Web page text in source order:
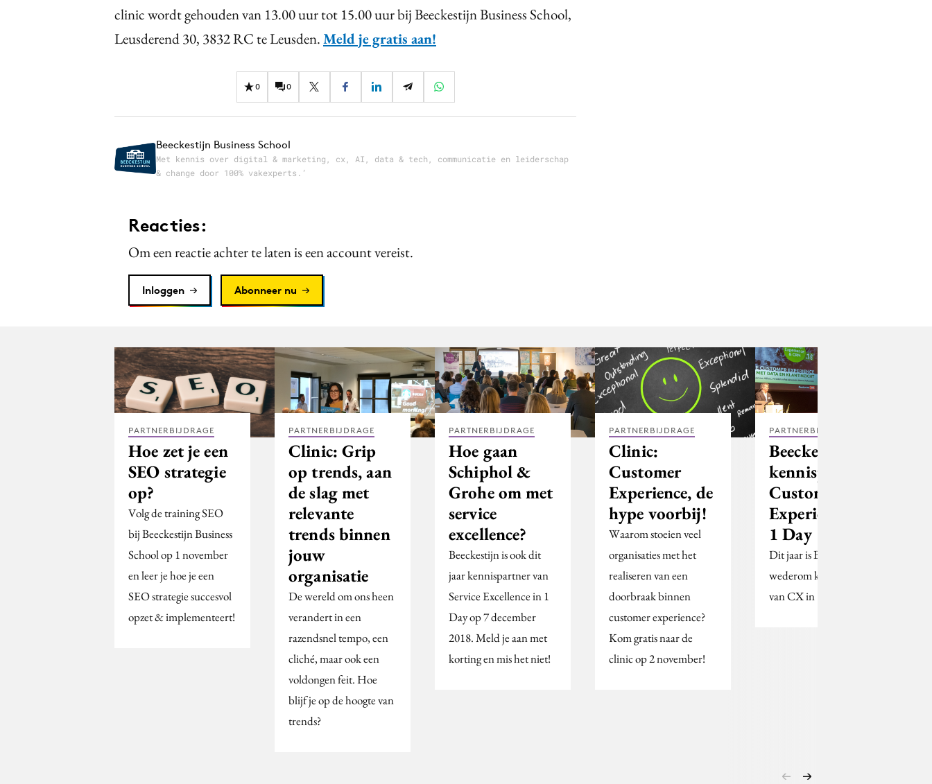
clinic wordt gehouden van 13.00 uur tot 15.00 uur bij Beeckestijn Business School,
Leusderend 30, 3832 RC te Leusden.Meld je gratis aan!
0 0
Beeckestijn Business School
Met kennis over digital & marketing, cx, AI, data & tech, communicatie en leiderschap
& change door 100% vakexperts.’
Reacties:
Om een reactie achter te laten is een account vereist.
Inloggen Abonneer nu
PARTNERBIJDRAGE
Hoe zet je een
SEO strategie
op?
Volg de training SEO
bij Beeckestijn Business
School op 1 november
en leer je hoe je een
SEO strategie succesvol
opzet & implementeert!
PARTNERBIJDRAGE
Clinic: Grip
op trends, aan
de slag met
relevante
trends binnen
jouw
organisatie
De wereld om ons heen
verandert in een
razendsnel tempo, een
cliché, maar ook een
voldongen feit. Hoe
blijf je op de hoogte van
trends?
PARTNERBIJDRAGE
Hoe gaan
Schiphol &
Grohe om met
service
excellence?
Beeckestijn is ook dit
jaar kennispartner van
Service Excellence in 1
Day op 7 december
2018. Meld je aan met
korting en mis het niet!
PARTNERBIJDRAGE
Clinic:
Customer
Experience, de
hype voorbij!
Waarom stoeien veel
organisaties met het
realiseren van een
doorbraak binnen
customer experience?
Kom gratis naar de
clinic op 2 november!
PARTNERBIJDRAGE
Beeckestijn
kennispartner
Customer
Experience in
1 Day
Dit jaar is Beeckestijn
wederom kennispartner
van CX in 1 Day!